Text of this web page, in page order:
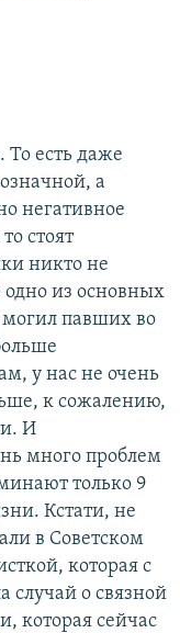
То есть даже
а
негативное
стоят
никто не
одно из основных
павших во
у нас не очень
к сожалению,
И
много проблем
только 9
Кстати, не
в Советском
которая с
случай о связной
которая сейчас